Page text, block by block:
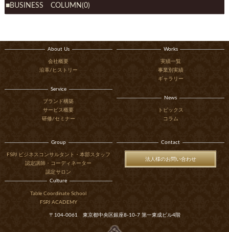
BUSINESS COLUMN(0)
About Us
会社概要
沿革/ヒストリー
Service
ブランド構築
サービス概要
研修/セミナー
Works
実績一覧
事業別実績
ギャラリー
News
トピックス
コラム
Group
FSPJ ビジネスコンサルタント・本部スタッフ
認定講師・コーディネーター
認定サロン
Culture
Table Coordinate School
FSPJ ACADEMY
Contact
法人様のお問い合わせ
〒104-0061 東京都中央区銀座8-10-7 第一東成ビル4階